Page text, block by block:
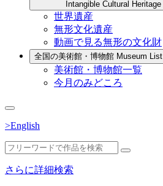
Intangible Cultural Heritage
世界遺産
無形文化遺産
動画で見る無形の文化財
全国の美術館・博物館 Museum List
美術館・博物館一覧
今月のみどころ
>English
さらに詳細検索